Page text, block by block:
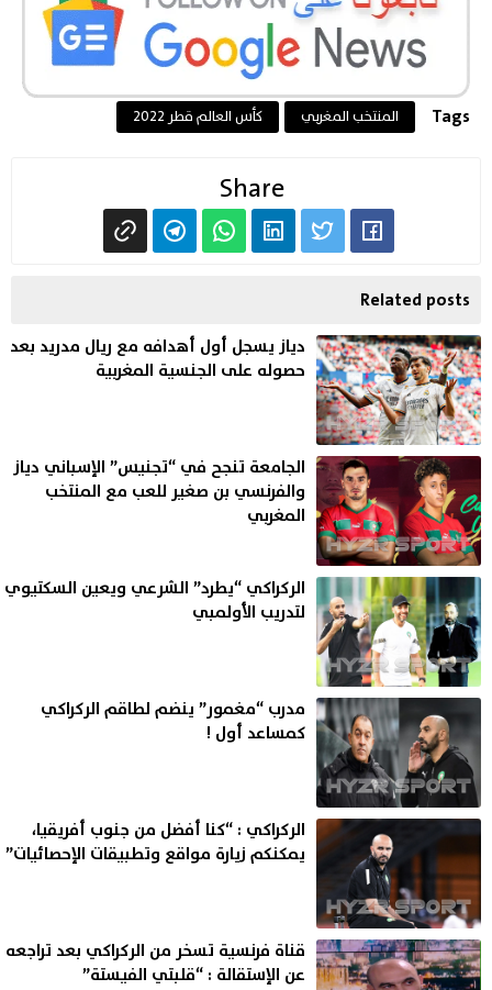
Tags المنتخب المغربي كأس العالم قطر 2022
Share
Related posts
دياز يسجل أول أهدافه مع ريال مدريد بعد
حصوله على الجنسية المغربية
الجامعة تنجح في “تجنيس” الإسباني دياز
والفرنسي بن صغير للعب مع المنتخب
المغربي
الركراكي “يطرد” الشرعي ويعين السكتيوي
لتدريب الأولمبي
مدرب “مغمور” ينضم لطاقم الركراكي
كمساعد أول !
الركراكي : “كنا أفضل من جنوب أفريقيا،
يمكنكم زيارة مواقع وتطبيقات الإحصائيات”
قناة فرنسية تسخر من الركراكي بعد تراجعه
عن الإستقالة : “قلبتي الفيستة”